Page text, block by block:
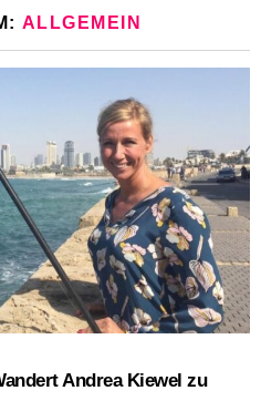
ALLGEMEIN
Andrea Kiewel zu